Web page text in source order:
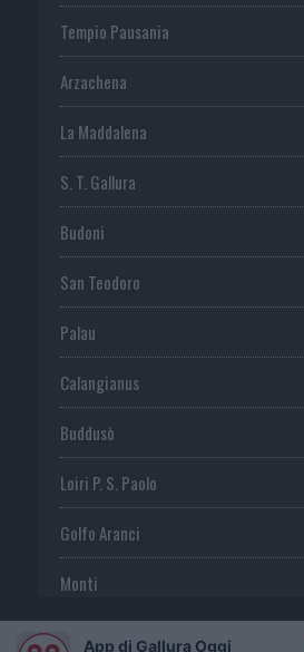
Tempio Pausania
Arzachena
La Maddalena
S. T. Gallura
Budoni
San Teodoro
Palau
Calangianus
Buddusò
Loiri P. S. Paolo
Golfo Aranci
Monti
Telti
App di Gallura Oggi